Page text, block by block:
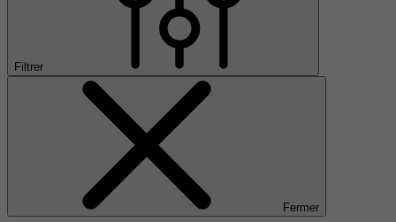
Filtrer
Fermer